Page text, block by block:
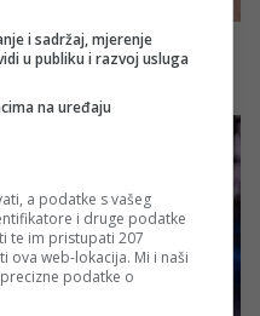
i sadržaj, mjerenje
u publiku i razvoj usluga
na uređaju
a podatke s vašeg
i druge podatke
te im pristupati 207
ova web-lokacija. Mi i naši
podatke o